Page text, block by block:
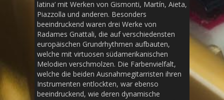
latina‘ mit Werken von Gismonti, Martín, Aieta,
Piazzolla und anderen. Besonders
beeindruckend waren drei Werke von
Radames Gnattali, die auf verschiedensten
europäischen Grundrhythmen aufbauten,
welche mit virtuosen südamerikanischen
Melodien verschmolzen. Die Farbenvielfalt,
welche die beiden Ausnahmegitarristen ihren
Instrumenten entlockten, war ebenso
beeindruckend, wie deren dynamische